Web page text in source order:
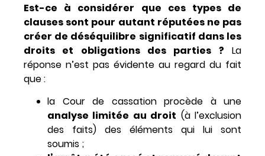
Est-ce à considérer que ces types de
clauses sont pour autant réputées ne pas
créer de déséquilibre significatif dans les
droits et obligations des parties ? La
réponse n’est pas évidente au regard du fait
que :
la Cour de cassation procède à une
analyse limitée au droit (à l’exclusion
des faits) des éléments qui lui sont
soumis ;